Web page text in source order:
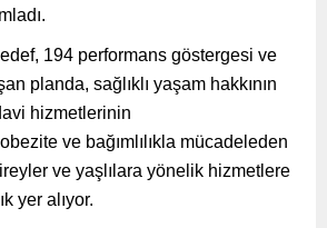
194 performans göstergesi ve
planda, sağlıklı yaşam hakkının
hizmetlerinin
ve bağımlılıkla mücadeleden
ve yaşlılara yönelik hizmetlere
yer alıyor.